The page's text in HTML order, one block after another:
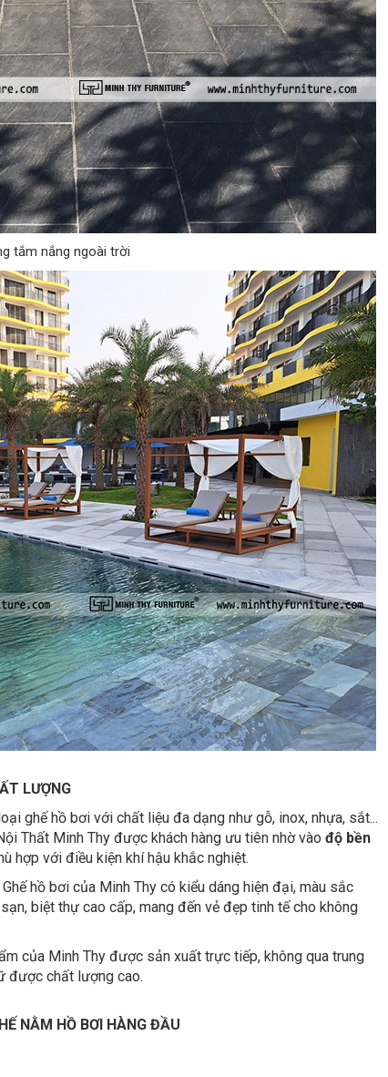
tắm nắng ngoài trời
LƯỢNG
ghế hồ bơi với chất liệu đa dạng như gỗ, inox, nhựa, sắt...
Thất Minh Thy được khách hàng ưu tiên nhờ vào độ bền
hợp với điều kiện khí hậu khắc nghiệt.
Ghế hồ bơi của Minh Thy có kiểu dáng hiện đại, màu sắc
biệt thự cao cấp, mang đến vẻ đẹp tinh tế cho không
của Minh Thy được sản xuất trực tiếp, không qua trung
được chất lượng cao.
NẰM HỒ BƠI HÀNG ĐẦU